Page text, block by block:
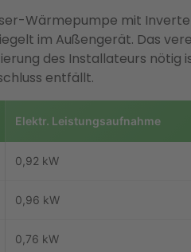
Wärmepumpe mit
im Außengerät. Das
des Installateurs nötig
entfällt.
Elektr. Leistungsaufnahme
0,92 kW
0,96 kW
0,76 kW